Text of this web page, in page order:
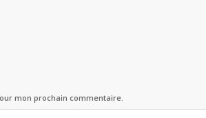
mon prochain commentaire.